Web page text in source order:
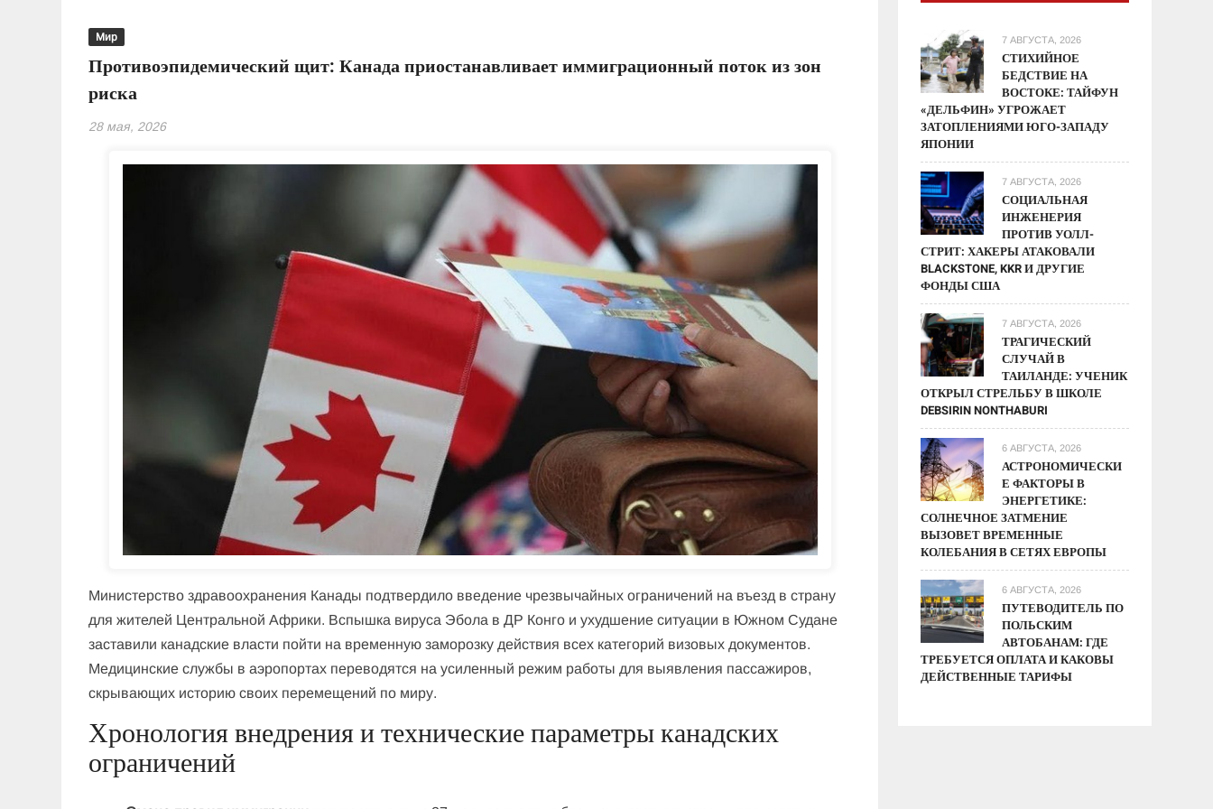
Мир
Противоэпидемический щит: Канада приостанавливает иммиграционный поток из зон
риска
28 мая, 2026
Министерство здравоохранения Канады подтвердило введение чрезвычайных ограничений на въезд в страну
для жителей Центральной Африки. Вспышка вируса Эбола в ДР Конго и ухудшение ситуации в Южном Судане
заставили канадские власти пойти на временную заморозку действия всех категорий визовых документов.
Медицинские службы в аэропортах переводятся на усиленный режим работы для выявления пассажиров,
скрывающих историю своих перемещений по миру.
Хронология внедрения и технические параметры канадских
ограничений
7 АВГУСТА, 2026
СТИХИЙНОЕ
БЕДСТВИЕ НА
ВОСТОКЕ: ТАЙФУН
«ДЕЛЬФИН» УГРОЖАЕТ
ЗАТОПЛЕНИЯМИ ЮГО-ЗАПАДУ
ЯПОНИИ
7 АВГУСТА, 2026
СОЦИАЛЬНАЯ
ИНЖЕНЕРИЯ
ПРОТИВ УОЛЛ-
СТРИТ: ХАКЕРЫ АТАКОВАЛИ
BLACKSTONE, KKR И ДРУГИЕ
ФОНДЫ США
7 АВГУСТА, 2026
ТРАГИЧЕСКИЙ
СЛУЧАЙ В
ТАИЛАНДЕ: УЧЕНИК
ОТКРЫЛ СТРЕЛЬБУ В ШКОЛЕ
DEBSIRIN NONTHABURI
6 АВГУСТА, 2026
АСТРОНОМИЧЕСКИ
Е ФАКТОРЫ В
ЭНЕРГЕТИКЕ:
СОЛНЕЧНОЕ ЗАТМЕНИЕ
ВЫЗОВЕТ ВРЕМЕННЫЕ
КОЛЕБАНИЯ В СЕТЯХ ЕВРОПЫ
6 АВГУСТА, 2026
ПУТЕВОДИТЕЛЬ ПО
ПОЛЬСКИМ
АВТОБАНАМ: ГДЕ
ТРЕБУЕТСЯ ОПЛАТА И КАКОВЫ
ДЕЙСТВЕННЫЕ ТАРИФЫ